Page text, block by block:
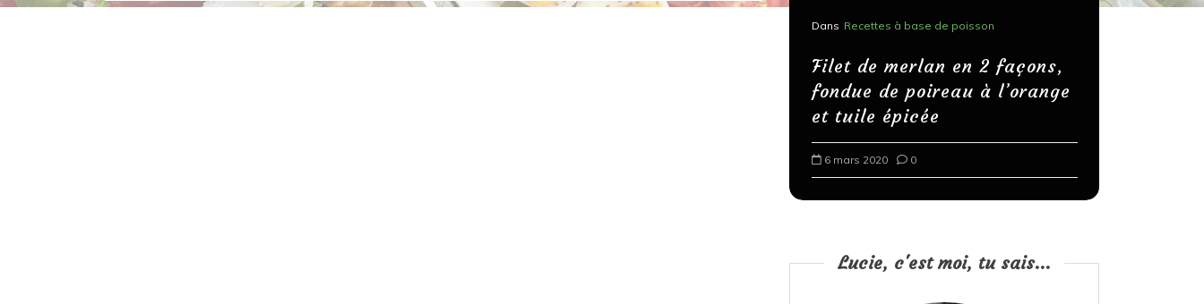
Dans Recettes à base de poisson
Filet de merlan en 2 façons,
fondue de poireau à l’orange
et tuile épicée
6 mars 2020 0
Lucie, c'est moi, tu sais...